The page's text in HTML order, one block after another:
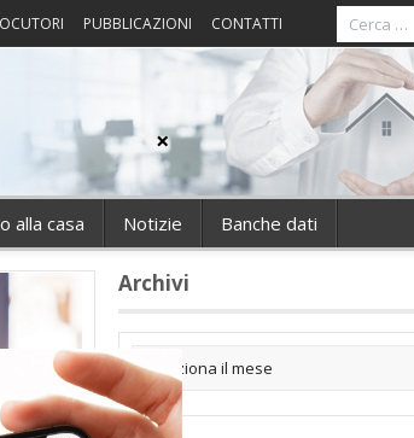
PUBBLICAZIONI CONTATTI
alla casa Notizie Banche dati
Archivi